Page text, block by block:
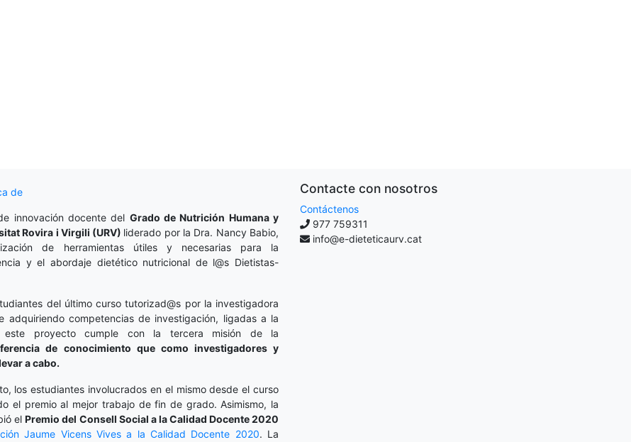
de
innovación docente del Grado de Nutrición Humana y
Rovira i Virgili (URV) liderado por la Dra. Nancy Babio,
de herramientas útiles y necesarias para la
y el abordaje dietético nutricional de l@s Dietistas-
del último curso tutorizad@s por la investigadora
adquiriendo competencias de investigación, ligadas a la
este proyecto cumple con la tercera misión de la
de conocimiento que como investigadores y
a cabo.
los estudiantes involucrados en el mismo desde el curso
el premio al mejor trabajo de fin de grado. Asimismo, la
elPremio del Consell Social a la Calidad Docente 2020
Jaume Vicens Vives a la Calidad Docente 2020. La
Contacte con nosotros
Contáctenos
977 759311
info@e-dieteticaurv.cat